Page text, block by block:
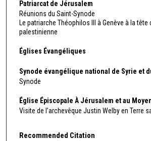
Patriarcat de Jérusalem
Réunions du Saint-Synode
Le patriarche Théophilos III à Genève à la tête
palestinienne
Églises Évangéliques
Synode évangélique national de Syrie et
Synode
Église Épiscopale À Jérusalem et au
Visite de l’archevêque Justin Welby en Terre
Recommended Citation